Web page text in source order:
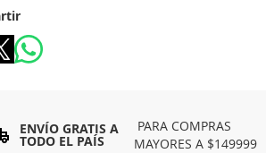
ENVÍO GRATIS A
TODO EL PAÍS
PARA COMPRAS
MAYORES A $149999